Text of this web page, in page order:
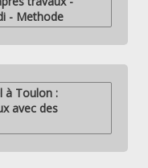
- Methode
à Toulon :
avec des